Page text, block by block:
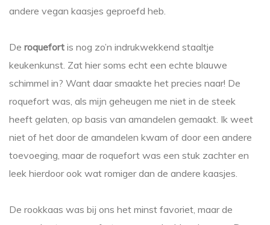
andere vegan kaasjes geproefd heb.
De roquefort is nog zo’n indrukwekkend staaltje
keukenkunst. Zat hier soms echt een echte blauwe
schimmel in? Want daar smaakte het precies naar! De
roquefort was, als mijn geheugen me niet in de steek
heeft gelaten, op basis van amandelen gemaakt. Ik weet
niet of het door de amandelen kwam of door een andere
toevoeging, maar de roquefort was een stuk zachter en
leek hierdoor ook wat romiger dan de andere kaasjes.
De rookkaas was bij ons het minst favoriet, maar de